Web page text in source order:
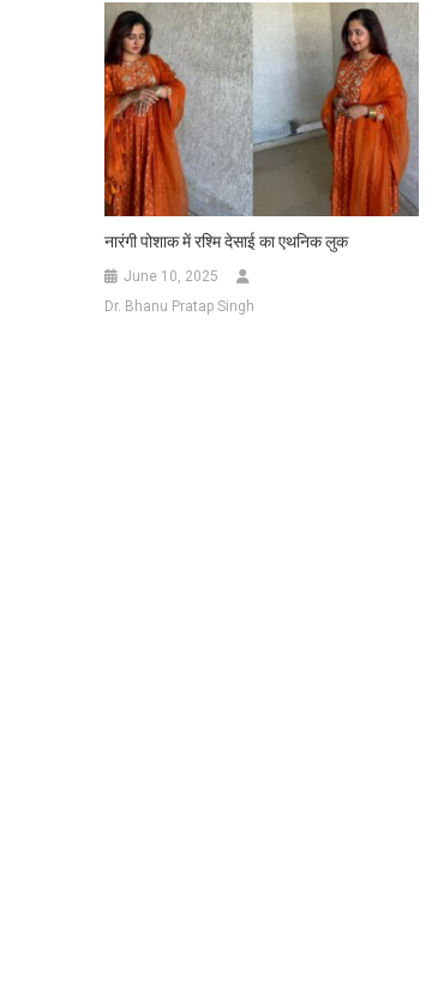
नारंगी पोशाक में रश्मि देसाई का एथनिक लुक
June 10, 2025
Dr. Bhanu Pratap Singh